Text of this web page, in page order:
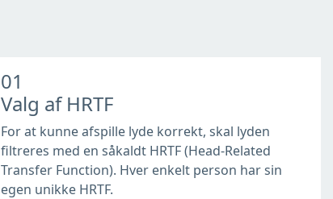
01
Valg af HRTF
For at kunne afspille lyde korrekt, skal lyden
filtreres med en såkaldt HRTF (Head-Related
Transfer Function). Hver enkelt person har sin
egen unikke HRTF.